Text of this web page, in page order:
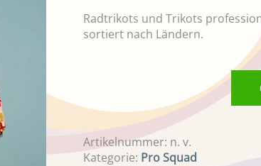
Radtrikots und Trikots
sortiert nach Ländern.
Artikelnummer: n. v.
Kategorie: Pro Squad